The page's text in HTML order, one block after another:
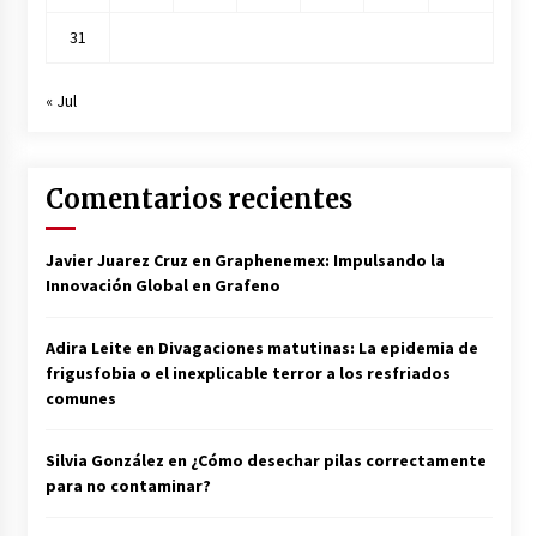
31
« Jul
Comentarios recientes
Javier Juarez Cruz en Graphenemex: Impulsando la
Innovación Global en Grafeno
Adira Leite en Divagaciones matutinas: La epidemia de
frigusfobia o el inexplicable terror a los resfriados
comunes
Silvia González en ¿Cómo desechar pilas correctamente
para no contaminar?